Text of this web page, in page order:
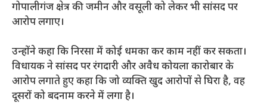
गोपालीगंज क्षेत्र की जमीन और वसूली को लेकर भी सांसद पर
आरोप लगाए।
उन्होंने कहा कि निरसा में कोई धमका कर काम नहीं कर सकता।
विधायक ने सांसद पर रंगदारी और अवैध कोयला कारोबार के
आरोप लगाते हुए कहा कि जो व्यक्ति खुद आरोपों से घिरा है, वह
दूसरों को बदनाम करने में लगा है।